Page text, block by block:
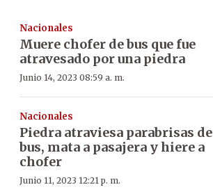
Nacionales
Muere chofer de bus que fue
atravesado por una piedra
Junio 14, 2023 08:59 a. m.
Nacionales
Piedra atraviesa parabrisas de
bus, mata a pasajera y hiere a
chofer
Junio 11, 2023 12:21 p. m.